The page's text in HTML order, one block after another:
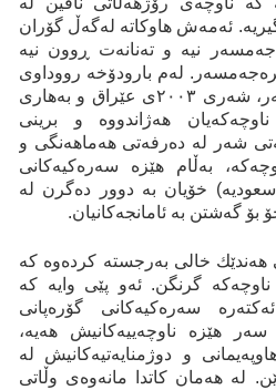
ئەمەش هاوکاتە لەگەڵ گۆران
جەمسەر نیە و تەنانەت ڕوون نیە
لەم بارودۆخە رووداوی
گرنگی وەك یانزەی سێپتێمبەر، شەری ٢٠٠٣ی عێراق و بەهاری
هەژاندووە و برینی
شەر لە دەرفەتی هەماهەنگی و
بەڵام هێزە سەرەکیەکانی
سعودیە) خۆیان بە دوور دەگرن لە
بۆ گەشتن بە ئامانجەکانیان.
هەندێك خالی بەرجستە کردەوە کە
گرنگن. ئەو پێی وایە کە
سەرەکیەکانی گۆرەپانی
سەر هێزە ناوچەییەکانیش هەیە،
و دوژمنایەتیەکانیش لە
لە هەمان کاتدا مانەوەی وڵاتی